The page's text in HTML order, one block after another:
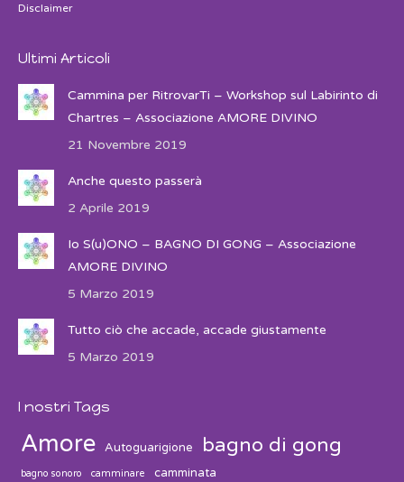
Disclaimer
Ultimi Articoli
Cammina per RitrovarTi – Workshop sul Labirinto di
Chartres – Associazione AMORE DIVINO
21 Novembre 2019
Anche questo passerà
2 Aprile 2019
Io S(u)ONO – BAGNO DI GONG – Associazione
AMORE DIVINO
5 Marzo 2019
Tutto ciò che accade, accade giustamente
5 Marzo 2019
I nostri Tags
Amore Autoguarigione bagno di gong
bagno sonoro camminare camminata